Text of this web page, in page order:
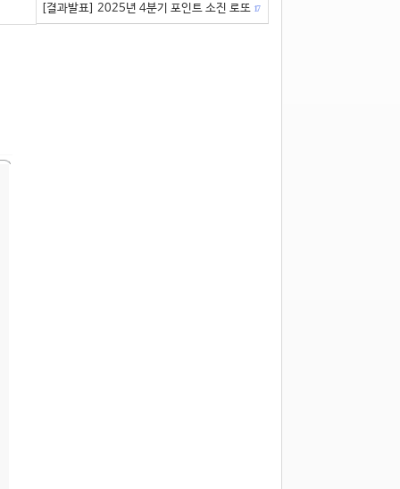
[결과발표] 2025년 4분기 포인트 소진 로또 17